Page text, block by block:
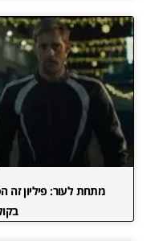
מתחת לעור: פיליון זה